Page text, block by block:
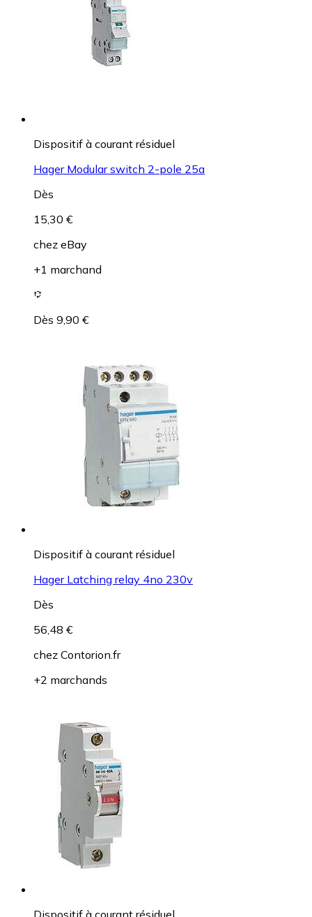
Dispositif à courant résiduel
Hager Modular switch 2-pole 25a
Dès
15,30 €
chez eBay
+1 marchand
Dès 9,90 €
Dispositif à courant résiduel
Hager Latching relay 4no 230v
Dès
56,48 €
chez Contorion.fr
+2 marchands
Dispositif à courant résiduel